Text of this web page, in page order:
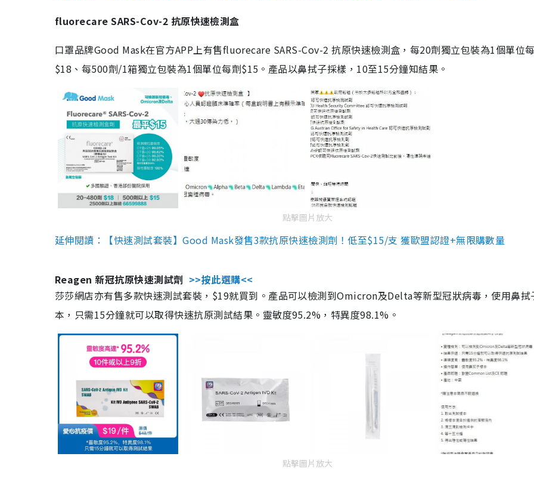
fluorecare SARS-Cov-2 抗原快速檢測盒
口罩品牌Good Mask在官方APP上有售fluorecare SARS-Cov-2 抗原快速檢測盒，每20劑獨立包裝為1個單位
$18、每500劑/1箱獨立包裝為1個單位每劑$15。產品以鼻拭子採樣，10至15分鐘知結果。
點擊圖片放大
延伸閱讀：【快速測試套裝】Good Mask發售3款抗原快速檢測劑！低至$15/支 獲歐盟認證+無限購數量
Reagen 新冠抗原快速測試劑 >>按此選購<<
莎莎網店亦有售多款快速測試套裝，$19就買到。產品可以檢測到Omicron及Delta等新型冠狀病毒，使用鼻拭
本，只需15分鐘就可以取得快速抗原測試結果。靈敏度95.2%，特異度98.1%。
點擊圖片放大